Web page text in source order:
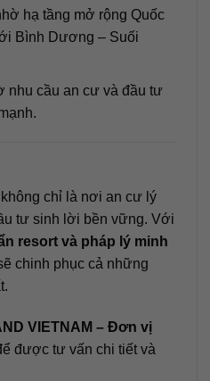
hạ tầng mở rộng Quốc
Bình Dương – Suối
nhu cầu an cư và đầu tư
không chỉ là nơi an cư lý
tư sinh lời bền vững. Với
resort và pháp lý minh
chinh phục cả những
VIETNAM – Đơn vị
được tư vấn chi tiết và